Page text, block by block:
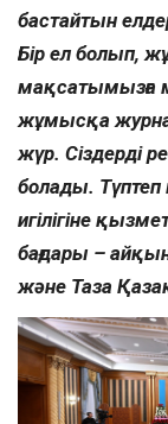
бастайтын
Бір ел болып,
мақсатымызға
жұмысқа
жүр. Сіздерді
болады. Түптеп
игілігіне
бағдары –
және Таза